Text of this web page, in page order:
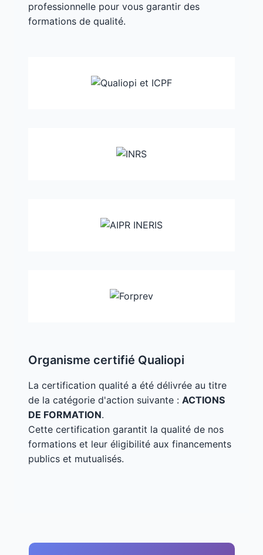
professionnelle pour vous garantir des
formations de qualité.
Organisme certifié Qualiopi
La certification qualité a été délivrée au titre
de la catégorie d'action suivante : ACTIONS
DE FORMATION.
Cette certification garantit la qualité de nos
formations et leur éligibilité aux financements
publics et mutualisés.